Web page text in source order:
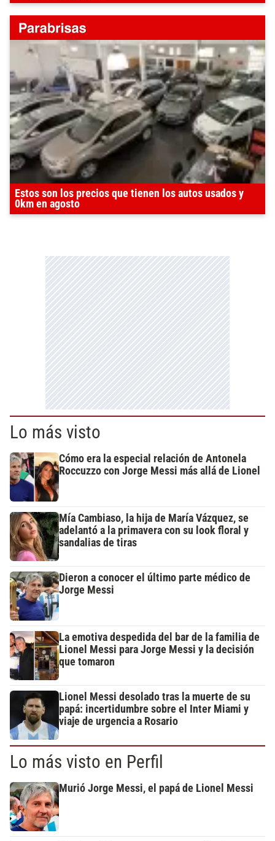
Estos son los precios que tienen los autos usados y
0km en agosto
Lo más visto
Cómo era la especial relación de Antonela
Roccuzzo con Jorge Messi más allá de Lionel
Mía Cambiaso, la hija de María Vázquez, se
adelantó a la primavera con su look floral y
sandalias de tiras
Dieron a conocer el último parte médico de
Jorge Messi
La emotiva despedida del bar de la familia de
Lionel Messi para Jorge Messi y la decisión
que tomaron
Lionel Messi desolado tras la muerte de su
papá: incertidumbre sobre el Inter Miami y
viaje de urgencia a Rosario
Lo más visto en Perfil
Murió Jorge Messi, el papá de Lionel Messi